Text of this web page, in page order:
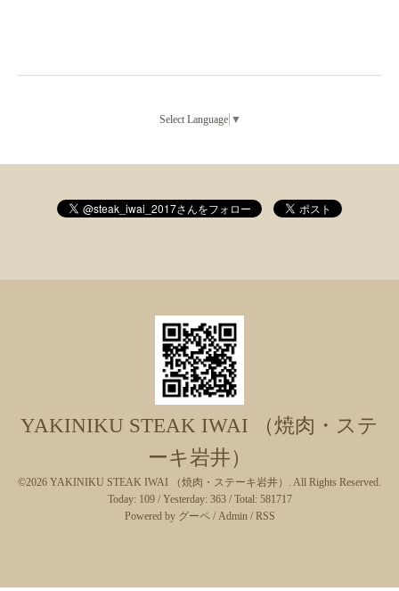
Select Language ▼
YAKINIKU STEAK IWAI （焼肉・ステ
ーキ岩井）
©2026 YAKINIKU STEAK IWAI （焼肉・ステーキ岩井） . All Rights Reserved.
Today: 109/ Yesterday: 363/ Total: 581717
Powered by グーペ/ Admin / RSS